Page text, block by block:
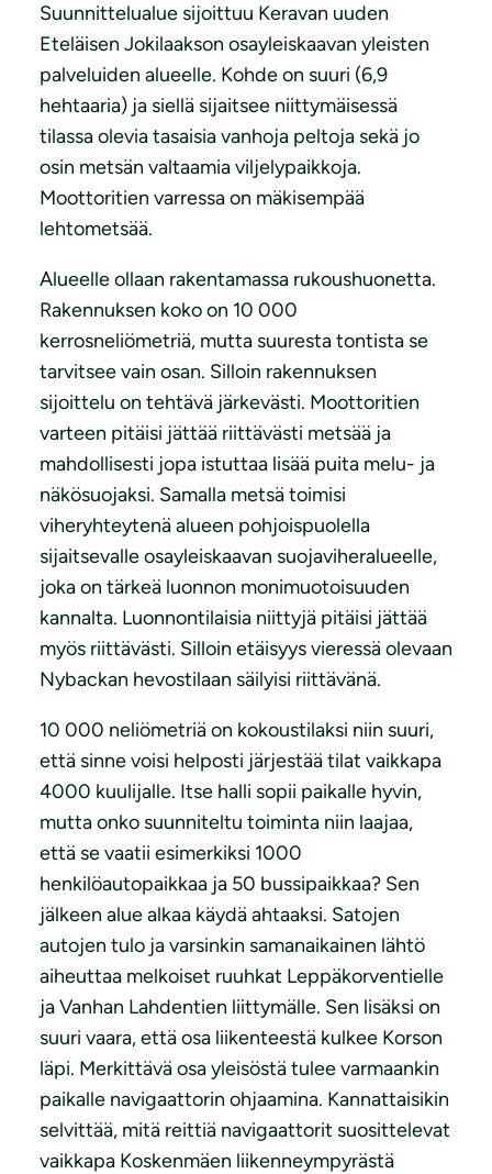
Suunnittelualue sijoittuu Keravan uuden
Eteläisen Jokilaakson osayleiskaavan yleisten
palveluiden alueelle. Kohde on suuri (6,9
hehtaaria) ja siellä sijaitsee niittymäisessä
tilassa olevia tasaisia vanhoja peltoja sekä jo
osin metsän valtaamia viljelypaikkoja.
Moottoritien varressa on mäkisempää
lehtometsää.
Alueelle ollaan rakentamassa rukoushuonetta.
Rakennuksen koko on 10 000
kerrosneliömetriä, mutta suuresta tontista se
tarvitsee vain osan. Silloin rakennuksen
sijoittelu on tehtävä järkevästi. Moottoritien
varteen pitäisi jättää riittävästi metsää ja
mahdollisesti jopa istuttaa lisää puita melu- ja
näkösuojaksi. Samalla metsä toimisi
viheryhteytenä alueen pohjoispuolella
sijaitsevalle osayleiskaavan suojaviheralueelle,
joka on tärkeä luonnon monimuotoisuuden
kannalta. Luonnontilaisia niittyjä pitäisi jättää
myös riittävästi. Silloin etäisyys vieressä olevaan
Nybackan hevostilaan säilyisi riittävänä.
10 000 neliömetriä on kokoustilaksi niin suuri,
että sinne voisi helposti järjestää tilat vaikkapa
4000 kuulijalle. Itse halli sopii paikalle hyvin,
mutta onko suunniteltu toiminta niin laajaa,
että se vaatii esimerkiksi 1000
henkilöautopaikkaa ja 50 bussipaikkaa? Sen
jälkeen alue alkaa käydä ahtaaksi. Satojen
autojen tulo ja varsinkin samanaikainen lähtö
aiheuttaa melkoiset ruuhkat Leppäkorventielle
ja Vanhan Lahdentien liittymälle. Sen lisäksi on
suuri vaara, että osa liikenteestä kulkee Korson
läpi. Merkittävä osa yleisöstä tulee varmaankin
paikalle navigaattorin ohjaamina. Kannattaisikin
selvittää, mitä reittiä navigaattorit suosittelevat
vaikkapa Koskenmäen liikenneympyrästä